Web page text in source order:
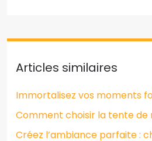
Articles similaires
Immortalisez vos moments
Comment choisir la tente
Créez l’ambiance parfaite :